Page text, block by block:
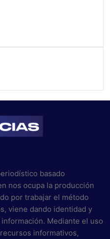
basado
nos ocupa la producción
por trabajar el método
viene dando identidad y
Mediante el uso
informativos,